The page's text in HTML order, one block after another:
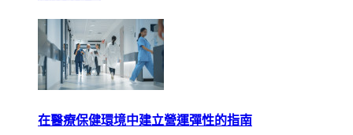
在醫療保健環境中建立營運彈性的指南